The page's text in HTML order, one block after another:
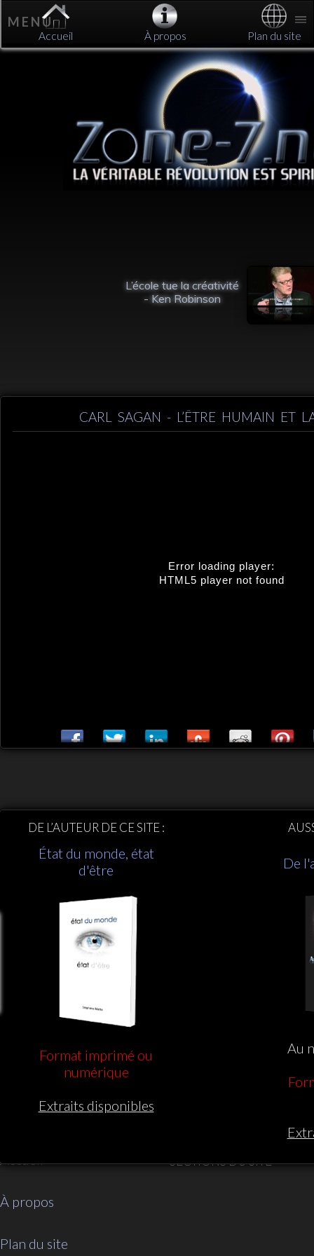
M E N U
L’école tue la créativité
- Ken Robinson
CARL SAGAN - L’ÊTRE HUMAIN ET
Error loading player:
HTML5 player not found
DE L’AUTEUR DE CE SITE :
État du monde, état
d'être
Format imprimé ou
numérique
Extraits disponibles
De
Au
SECTIONS DU SITE
Accueil
À propos
Plan du site
Accueil À propos Plan du site